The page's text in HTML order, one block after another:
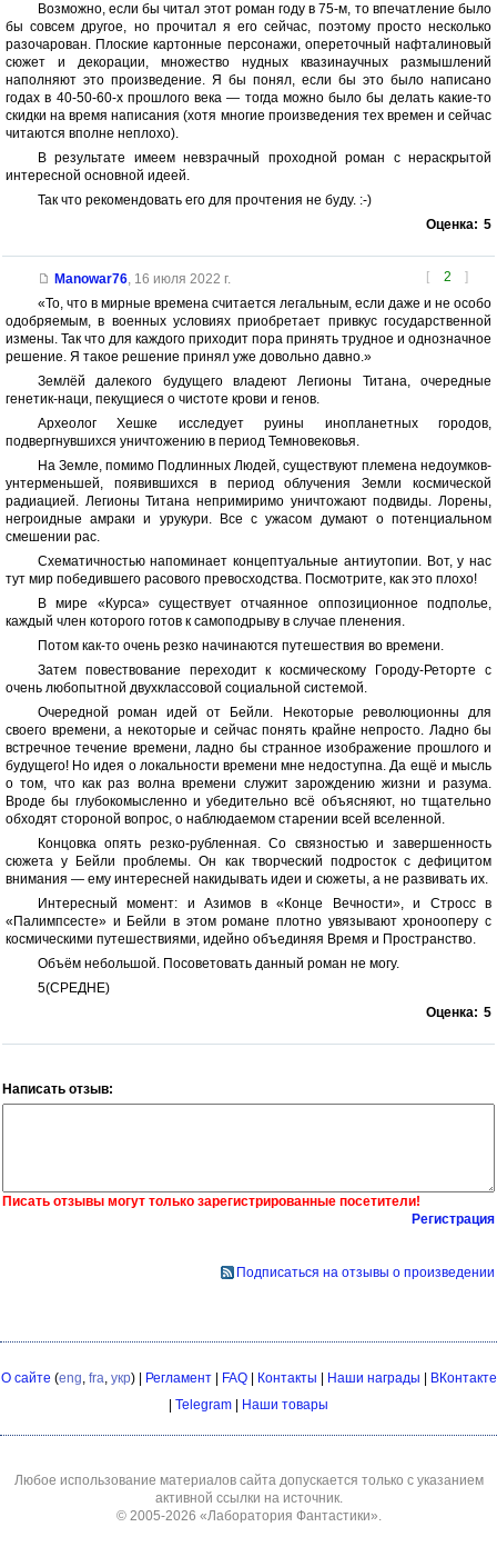
Возможно, если бы читал этот роман году в 75-м, то впечатление было
бы совсем другое, но прочитал я его сейчас, поэтому просто несколько
разочарован. Плоские картонные персонажи, опереточный нафталиновый
сюжет и декорации, множество нудных квазинаучных размышлений
наполняют это произведение. Я бы понял, если бы это было написано
годах в 40-50-60-х прошлого века — тогда можно было бы делать какие-то
скидки на время написания (хотя многие произведения тех времен и сейчас
читаются вполне неплохо).
В результате имеем невзрачный проходной роман с нераскрытой
интересной основной идеей.
Так что рекомендовать его для прочтения не буду. :-)
Оценка: 5
[ 2 ]
Manowar76, 16 июля 2022 г.
«То, что в мирные времена считается легальным, если даже и не особо
одобряемым, в военных условиях приобретает привкус государственной
измены. Так что для каждого приходит пора принять трудное и однозначное
решение. Я такое решение принял уже довольно давно.»
Землёй далекого будущего владеют Легионы Титана, очередные
генетик-наци, пекущиеся о чистоте крови и генов.
Археолог Хешке исследует руины инопланетных городов,
подвергнувшихся уничтожению в период Темновековья.
На Земле, помимо Подлинных Людей, существуют племена недоумков-
унтерменьшей, появившихся в период облучения Земли космической
радиацией. Легионы Титана непримиримо уничтожают подвиды. Лорены,
негроидные амраки и урукури. Все с ужасом думают о потенциальном
смешении рас.
Схематичностью напоминает концептуальные антиутопии. Вот, у нас
тут мир победившего расового превосходства. Посмотрите, как это плохо!
В мире «Курса» существует отчаянное оппозиционное подполье,
каждый член которого готов к самоподрыву в случае пленения.
Потом как-то очень резко начинаются путешествия во времени.
Затем повествование переходит к космическому Городу-Реторте с
очень любопытной двухклассовой социальной системой.
Очередной роман идей от Бейли. Некоторые революционны для
своего времени, а некоторые и сейчас понять крайне непросто. Ладно бы
встречное течение времени, ладно бы странное изображение прошлого и
будущего! Но идея о локальности времени мне недоступна. Да ещё и мысль
о том, что как раз волна времени служит зарождению жизни и разума.
Вроде бы глубокомысленно и убедительно всё объясняют, но тщательно
обходят стороной вопрос, о наблюдаемом старении всей вселенной.
Концовка опять резко-рубленная. Со связностью и завершенность
сюжета у Бейли проблемы. Он как творческий подросток с дефицитом
внимания — ему интересней накидывать идеи и сюжеты, а не развивать их.
Интересный момент: и Азимов в «Конце Вечности», и Стросс в
«Палимпсесте» и Бейли в этом романе плотно увязывают хронооперу с
космическими путешествиями, идейно объединяя Время и Пространство.
Объём небольшой. Посоветовать данный роман не могу.
5(СРЕДНЕ)
Оценка: 5
Написать отзыв:
Писать отзывы могут только зарегистрированные посетители!
Регистрация
Подписаться на отзывы о произведении
О сайте (eng, fra, укр) | Регламент| FAQ| Контакты Наши награды
ВКонтакте
Telegram Наши товары
Любое использование материалов сайта допускается только с указанием
активной ссылки на источник.
© 2005-2026 «Лаборатория Фантастики».